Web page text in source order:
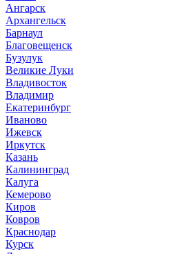
Ангарск
Архангельск
Барнаул
Благовещенск
Бузулук
Великие Луки
Владивосток
Владимир
Екатеринбург
Иваново
Ижевск
Иркутск
Казань
Калининград
Калуга
Кемерово
Киров
Ковров
Краснодар
Курск